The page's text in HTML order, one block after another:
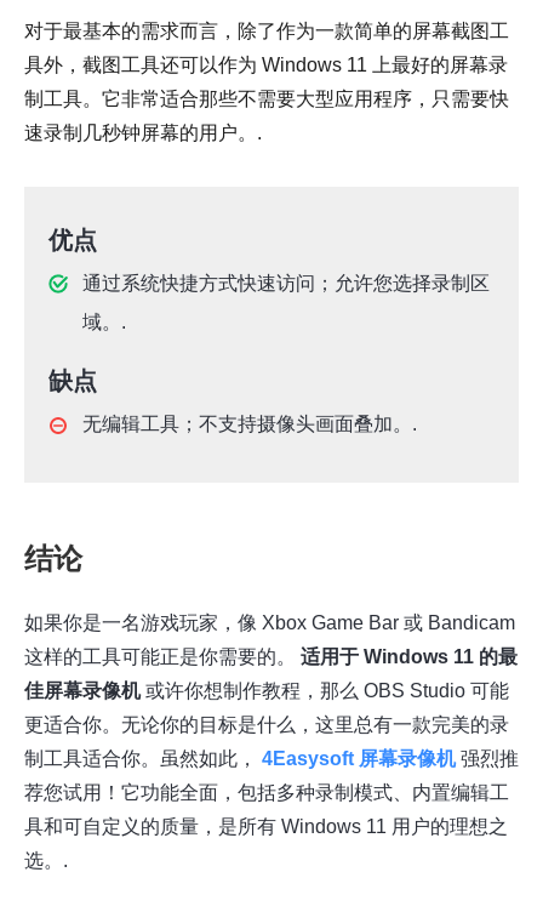
对于最基本的需求而言，除了作为一款简单的屏幕截图工
具外，截图工具还可以作为 Windows 11 上最好的屏幕录
制工具。它非常适合那些不需要大型应用程序，只需要快
速录制几秒钟屏幕的用户。.
优点
通过系统快捷方式快速访问；允许您选择录制区
域。.
缺点
无编辑工具；不支持摄像头画面叠加。.
结论
如果你是一名游戏玩家，像 Xbox Game Bar 或 Bandicam
这样的工具可能正是你需要的。 适用于 Windows 11 的最
佳屏幕录像机或许你想制作教程，那么 OBS Studio 可能
更适合你。无论你的目标是什么，这里总有一款完美的录
制工具适合你。虽然如此， 4Easysoft 屏幕录像机强烈推
荐您试用！它功能全面，包括多种录制模式、内置编辑工
具和可自定义的质量，是所有 Windows 11 用户的理想之
选。.